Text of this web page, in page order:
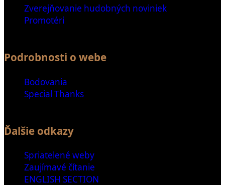
Zverejňovanie hudobných noviniek
Promotéri
Podrobnosti o webe
Bodovania
Special Thanks
Ďalšie odkazy
Spriatelené weby
Zaujímavé čítanie
ENGLISH SECTION